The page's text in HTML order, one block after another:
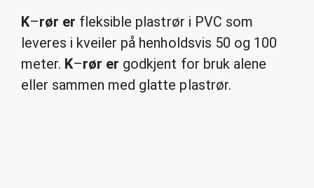
K–rør er fleksible plastrør i PVC som
leveres i kveiler på henholdsvis 50 og 100
meter. K–rør er godkjent for bruk alene
eller sammen med glatte plastrør.